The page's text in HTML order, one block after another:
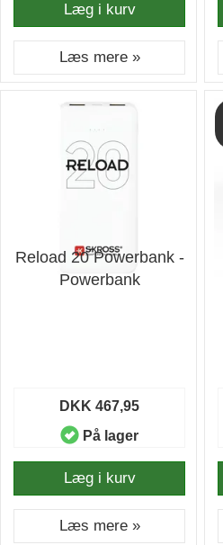
Læg i kurv
Læs mere »
Reload 20 Powerbank -
Powerbank
DKK 467,95
På lager
Læg i kurv
Læs mere »